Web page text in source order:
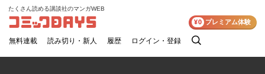
コミックDAYS
たくさん読める講談社のマンガWEB
無料連載 読み切り・新人 履歴 ログイン・登録
検
¥0 プレミアム体験